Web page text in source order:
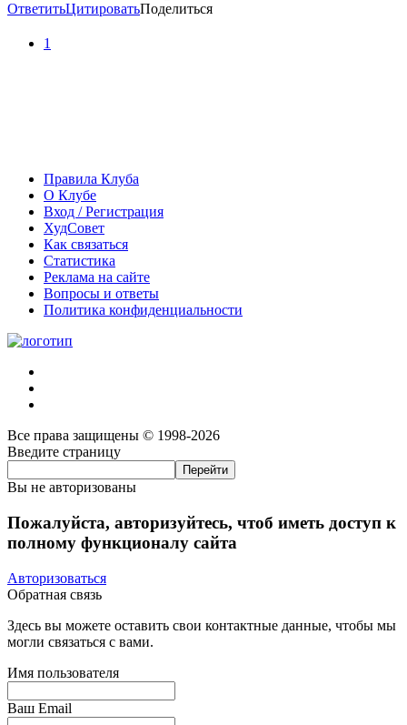
ОтветитьЦитироватьПоделиться
1
Правила Клуба
О Клубе
Вход / Регистрация
ХудСовет
Как связаться
Статистика
Реклама на сайте
Вопросы и ответы
Политика конфиденциальности
Все права защищены © 1998-2026
Введите страницу
Вы не авторизованы
Пожалуйста, авторизуйтесь, чтоб иметь доступ к
полному функционалу сайта
Авторизоваться
Обратная связь
Здесь вы можете оставить свои контактные данные, чтобы мы
могли связаться с вами.
Имя пользователя
Ваш Email